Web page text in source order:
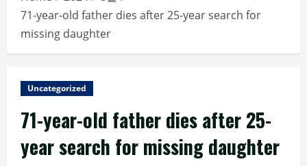
71-year-old father dies after 25-year search for
missing daughter
Uncategorized
71-year-old father dies after 25-
year search for missing daughter